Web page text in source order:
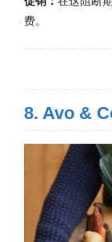
费。
8. Avo &